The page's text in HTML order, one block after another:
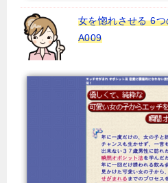
女を惚れさせる 6
A009